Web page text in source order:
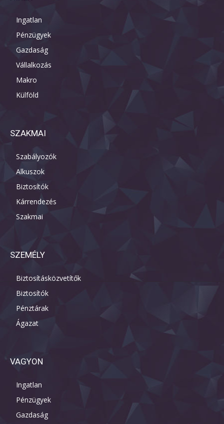
Ingatlan
Pénzügyek
Gazdaság
Vállalkozás
Makro
Külföld
SZAKMAI
Szabályozók
Alkuszok
Biztosítók
Kárrendezés
Szakmai
SZEMÉLY
Biztosításközvetítők
Biztosítók
Pénztárak
Ágazat
VAGYON
Ingatlan
Pénzügyek
Gazdaság